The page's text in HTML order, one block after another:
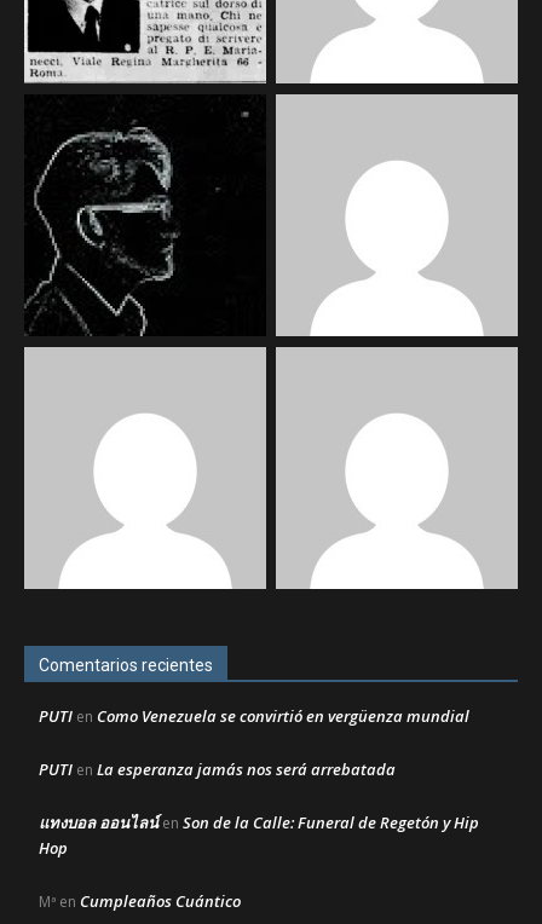
Comentarios recientes
PUTI en Como Venezuela se convirtió en vergüenza mundial
PUTI en La esperanza jamás nos será arrebatada
แทงบอล ออนไลน์en Son de la Calle: Funeral de Regetón y Hip
Hop
Mª en Cumpleaños Cuántico